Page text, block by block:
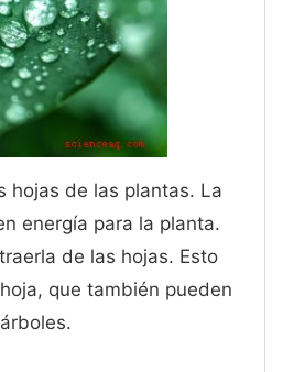
hojas de las plantas. La
energía para la planta.
de las hojas. Esto
que también pueden